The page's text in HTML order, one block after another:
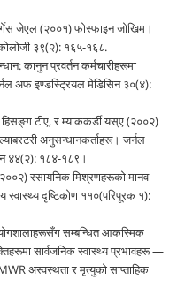
जेएल (२००१) फोस्फाइन जोखिम।
३९(२): १६५-१६८.
कानुन प्रवर्तन कर्मचारीहरूमा
अफ इण्डस्ट्रियल मेडिसिन ३०(४):
टीए, र म्याककर्डी यस्ए (२००२)
अनुसन्धानकर्ताहरू। जर्नल
४४(२): १८४-१८९।
रसायनिक मिश्रणहरूको मानव
स्वास्थ्य दृष्टिकोण ११०(परिपूरक १):
सम्बन्धित आकस्मिक
सार्वजनिक स्वास्थ्य प्रभावहरू —
अस्वस्थता र मृत्युको साप्ताहिक